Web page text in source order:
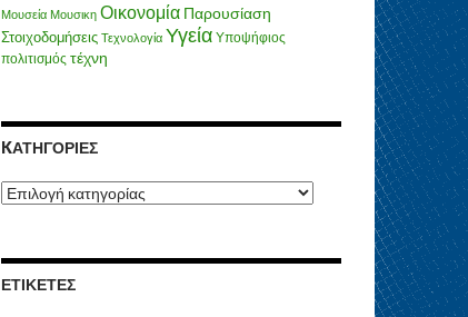
Μουσεία Μουσικη Οικονομία Παρουσίαση
Στοιχοδομήσεις Τεχνολογία Υγεία Υποψήφιος
πολιτισμός τέχνη
KΑΤΗΓΟΡΊΕΣ
Kατηγορίες
ΕΤΙΚΈΤΕΣ